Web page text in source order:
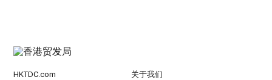
HKTDC.com 关于我们